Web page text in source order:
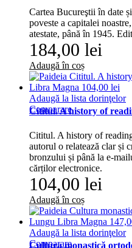
Cartea Bucureştii în date
poveste a capitalei
atestate, până în 1945.
184,00 lei
Adaugă în coș
Adaugă la lista dorinţelor
Comparare
Cititul. A history of
Cititul. A history of
autorul o relatează clar și
bronzului și până la e-
cărților electronice.
104,00 lei
Adaugă în coș
Adaugă la lista dorinţelor
Comparare
Cultura monastică